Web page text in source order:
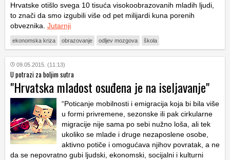
Hrvatske otišlo svega 10 tisuća visokoobrazovanih mladih ljudi,
to znači da smo izgubili više od pet milijardi kuna porenih
obveznika. Jutarnji
ekonomska kriza obrazovanje odljev mozgova škola
09.05.2015. (11:13)
U potrazi za boljim sutra
"Hrvatska mladost osuđena je na iseljavanje"
“Poticanje mobilnosti i emigracija koja bi bila više
u formi privremene, sezonske ili pak cirkularne
migracije nije sama po sebi nužno loša, ali tek
ukoliko se mlade i druge nezaposlene osobe,
aktivno potiče i omogućava njihov povratak, a ne
da se nepovratno gubi ljudski, ekonomski, socijalni i kulturni